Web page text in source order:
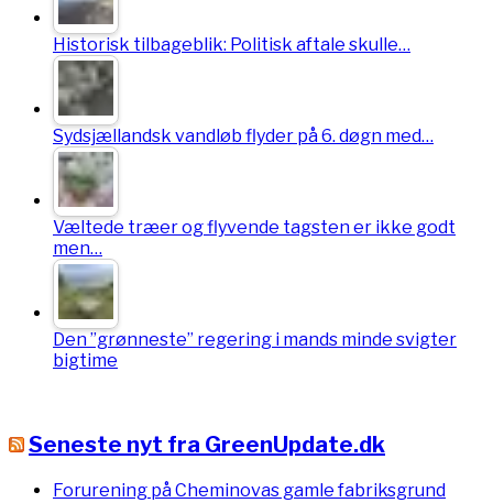
Historisk tilbageblik: Politisk aftale skulle…
Sydsjællandsk vandløb flyder på 6. døgn med…
Væltede træer og flyvende tagsten er ikke godt
men…
Den ”grønneste” regering i mands minde svigter
bigtime
Seneste nyt fra GreenUpdate.dk
Forurening på Cheminovas gamle fabriksgrund